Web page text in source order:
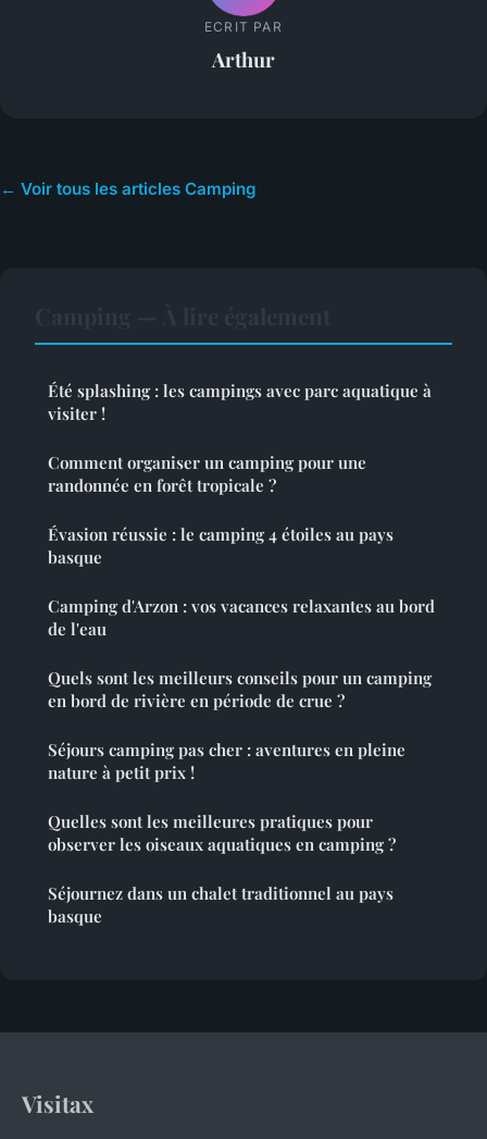
ECRIT PAR
Arthur
← Voir tous les articles Camping
Été splashing : les campings avec parc aquatique à
visiter !
Comment organiser un camping pour une
randonnée en forêt tropicale ?
Évasion réussie : le camping 4 étoiles au pays
basque
Camping d'Arzon : vos vacances relaxantes au bord
de l'eau
Quels sont les meilleurs conseils pour un camping
en bord de rivière en période de crue ?
Séjours camping pas cher : aventures en pleine
nature à petit prix !
Quelles sont les meilleures pratiques pour
observer les oiseaux aquatiques en camping ?
Séjournez dans un chalet traditionnel au pays
basque
Visitax